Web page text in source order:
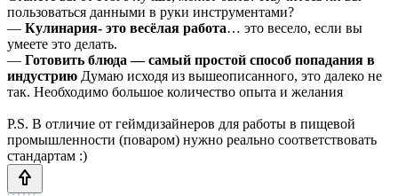
пользоваться данными в руки инструментами?
— Кулинария- это весёлая работа… это весело, если вы
умеете это делать.
— Готовить блюда — самый простой способ попадания в
индустрию Думаю исходя из вышеописанного, это далеко не
так. Необходимо большое количество опыта и желания
P.S. В отличие от геймдизайнеров для работы в пищевой
промышленности (поваром) нужно реально соответствовать
стандартам :)